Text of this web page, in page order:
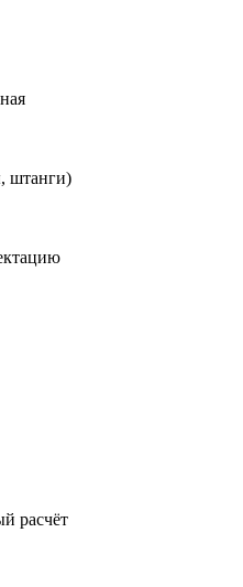
штанги)
расчёт